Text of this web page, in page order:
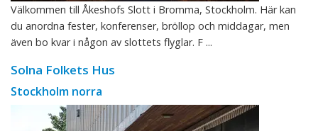
Välkommen till Åkeshofs Slott i Bromma, Stockholm. Här kan
du anordna fester, konferenser, bröllop och middagar, men
även bo kvar i någon av slottets flyglar. F ...
Solna Folkets Hus
Stockholm norra